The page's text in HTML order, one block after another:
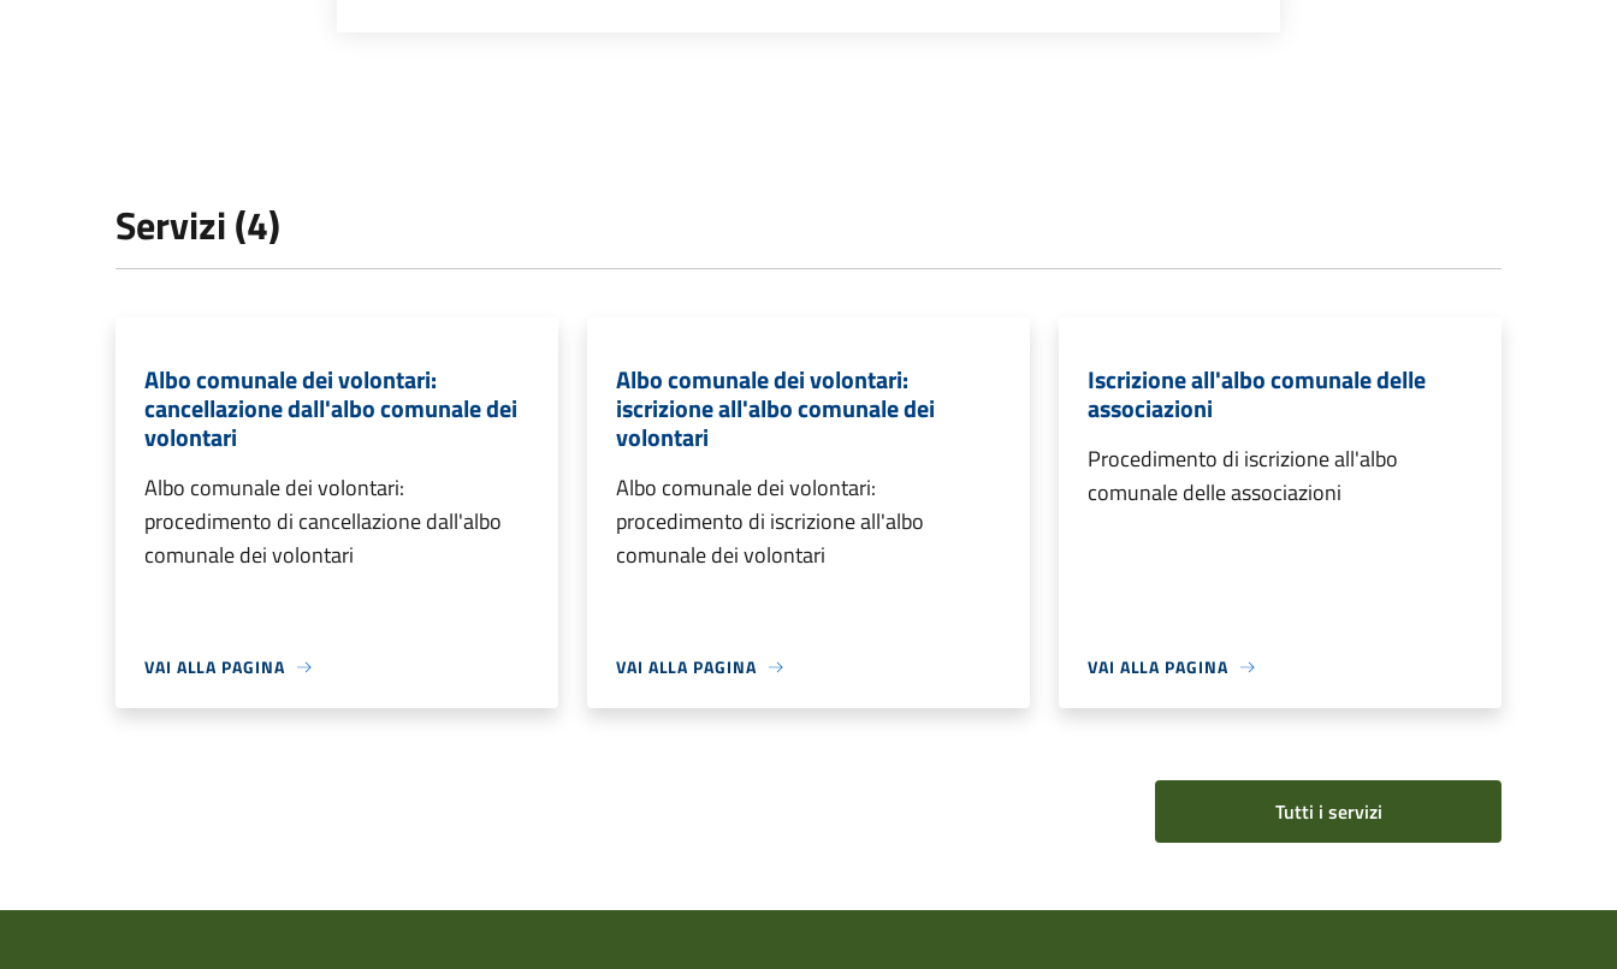
Servizi (4)
Albo comunale dei volontari:
cancellazione dall'albo comunale dei
volontari
Albo comunale dei volontari:
procedimento di cancellazione dall'albo
comunale dei volontari
VAI ALLA PAGINA
Albo comunale dei volontari:
iscrizione all'albo comunale dei
volontari
Albo comunale dei volontari:
procedimento di iscrizione all'albo
comunale dei volontari
VAI ALLA PAGINA
Iscrizione all'albo comunale delle
associazioni
Procedimento di iscrizione all'albo
comunale delle associazioni
VAI ALLA PAGINA
Tutti i servizi